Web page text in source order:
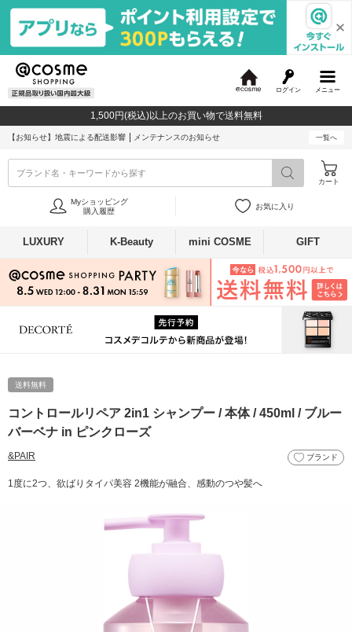
メニュー
ログイン
c
o
1,500円(税込)以上のお買い物で送料無料
【お知らせ】 地震による配送影響 メンテナンスのお知らせ 一覧へ
ブランド名・キーワードから探す
カート
Myショッピング
購入履歴
お気に入り
LUXURY K-Beauty mini COSME GIFT
送料無料
コントロールリペア 2in1 シャンプー / 本体 / 450ml / ブルー
バーベナ in ピンクローズ
&PAIR ブランド
1度に2つ、欲ばりタイパ美容 2機能が融合、感動のつや髪へ